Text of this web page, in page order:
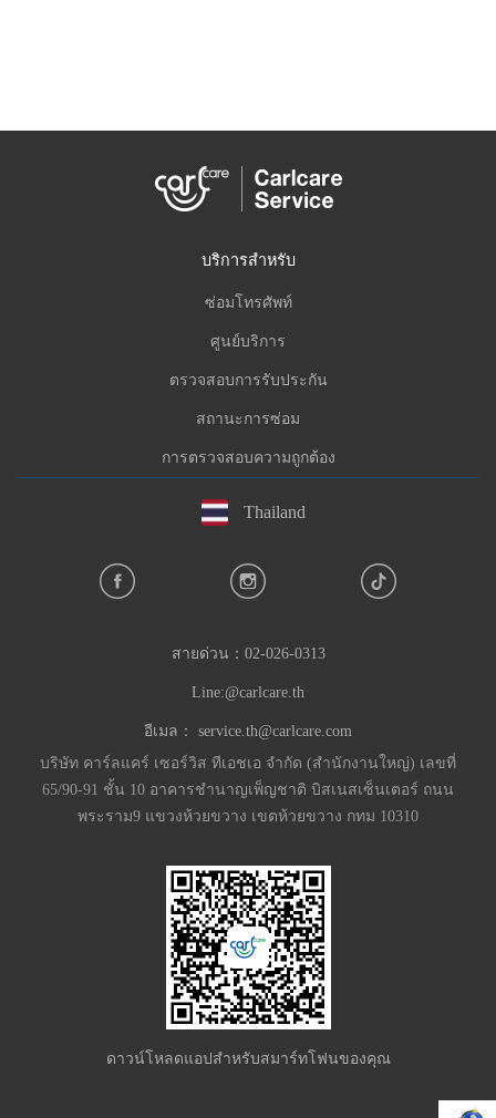
บริการสำหรับ
ซ่อมโทรศัพท์
ศูนย์บริการ
ตรวจสอบการรับประกัน
สถานะการซ่อม
การตรวจสอบความถูกต้อง
Thailand
สายด่วน： 02-026-0313
Line:@carlcare.th
อีเมล： service.th@carlcare.com
บริษัท คาร์ลแคร์ เซอร์วิส ทีเอชเอ จำกัด (สำนักงานใหญ่) เลขที่
65/90-91 ชั้น 10 อาคารชำนาญเพ็ญชาติ บิสเนสเซ็นเตอร์ ถนน
พระราม9 แขวงห้วยขวาง เขตห้วยขวาง กทม 10310
ดาวน์โหลดแอปสำหรับสมาร์ทโฟนของคุณ